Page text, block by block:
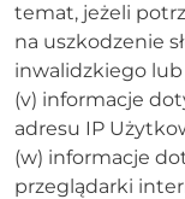
temat, jeżeli
na uszkodzenie
inwalidzkiego
(v) informacje
adresu IP
(w) informacje
przeglądarki